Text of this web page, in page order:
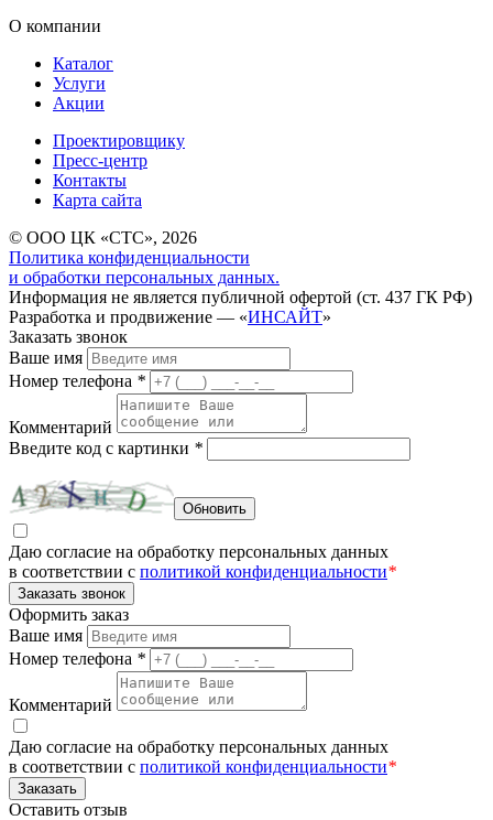
О компании
Каталог
Услуги
Акции
Проектировщику
Пресс-центр
Контакты
Карта сайта
© ООО ЦК «СТС», 2026
Политика конфиденциальности
и обработки персональных данных.
Информация не является публичной офертой (ст. 437 ГК РФ)
Разработка и продвижение — «ИНСАЙТ»
Заказать звонок
Ваше имя
Номер телефона *
Комментарий
Введите код с картинки *
Обновить
Даю согласие на обработку персональных данных
в соответствии с политикой конфиденциальности*
Заказать звонок
Оформить заказ
Ваше имя
Номер телефона *
Комментарий
Даю согласие на обработку персональных данных
в соответствии с политикой конфиденциальности*
Заказать
Оставить отзыв